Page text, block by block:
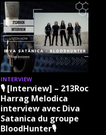
INTERVIEW
🎙 [Interview] – 213Rock
Harrag Melodica
interview avec Diva
Satanica du groupe
BloodHunter🎙